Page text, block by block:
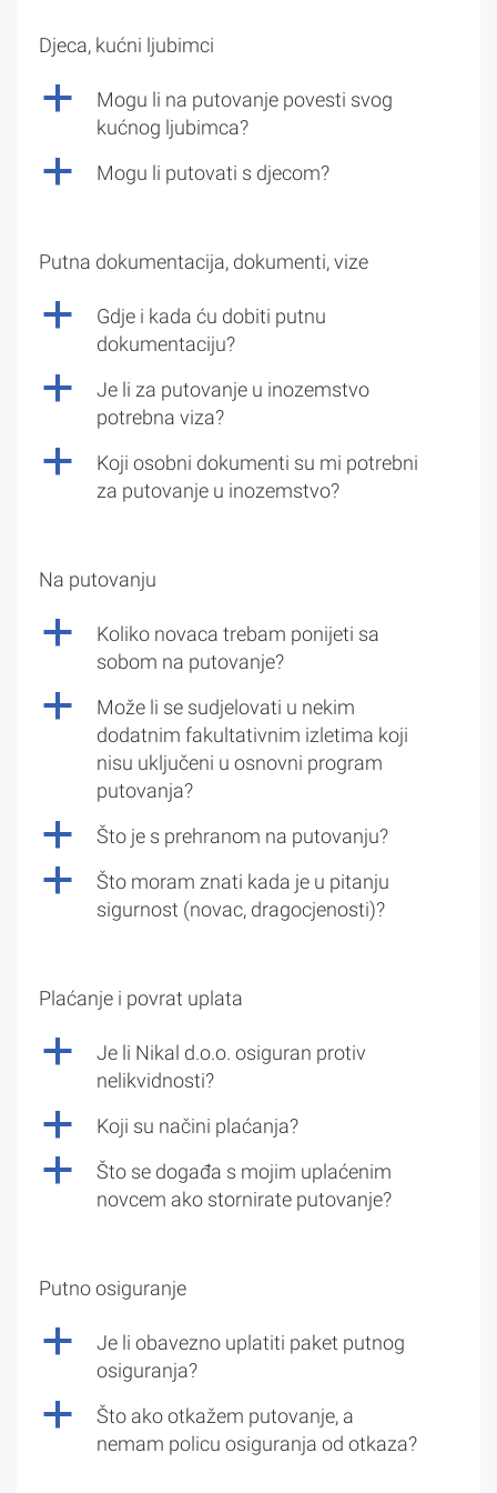
Djeca, kućni ljubimci
a
Mogu li na putovanje povesti svog
kućnog ljubimca?
a Mogu li putovati s djecom?
Putna dokumentacija, dokumenti, vize
a
Gdje i kada ću dobiti putnu
dokumentaciju?
a
Je li za putovanje u inozemstvo
potrebna viza?
a
Koji osobni dokumenti su mi potrebni
za putovanje u inozemstvo?
Na putovanju
a
Koliko novaca trebam ponijeti sa
sobom na putovanje?
a
Može li se sudjelovati u nekim
dodatnim fakultativnim izletima koji
nisu uključeni u osnovni program
putovanja?
a Što je s prehranom na putovanju?
a
Što moram znati kada je u pitanju
sigurnost (novac, dragocjenosti)?
Plaćanje i povrat uplata
a
Je li Nikal d.o.o. osiguran protiv
nelikvidnosti?
a Koji su načini plaćanja?
a
Što se događa s mojim uplaćenim
novcem ako stornirate putovanje?
Putno osiguranje
a
Je li obavezno uplatiti paket putnog
osiguranja?
a
Što ako otkažem putovanje, a
nemam policu osiguranja od otkaza?